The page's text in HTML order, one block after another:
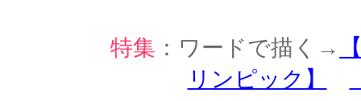
特集 ：ワードで描く→
リンピック】